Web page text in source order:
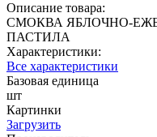
Описание товара:
СМОКВА ЯБЛОЧНО-
ПАСТИЛА
Характеристики:
Все характеристики
Базовая единица
шт
Картинки
Загрузить